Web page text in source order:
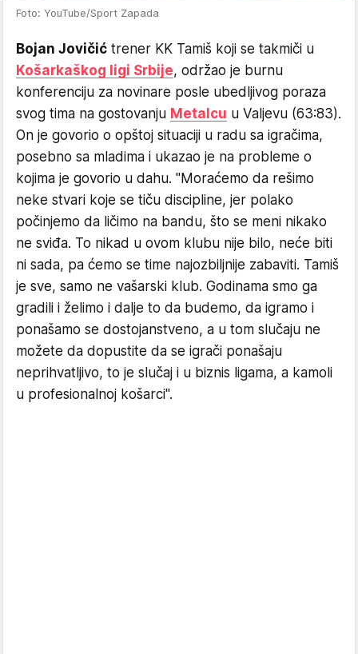
Foto: YouTube/Sport Zapada
Bojan Jovičić trener KK Tamiš koji se takmiči u
Košarkaškog ligi Srbije, održao je burnu
konferenciju za novinare posle ubedljivog poraza
svog tima na gostovanju Metalcu u Valjevu (63:83).
On je govorio o opštoj situaciji u radu sa igračima,
posebno sa mladima i ukazao je na probleme o
kojima je govorio u dahu. "Moraćemo da rešimo
neke stvari koje se tiču discipline, jer polako
počinjemo da ličimo na bandu, što se meni nikako
ne sviđa. To nikad u ovom klubu nije bilo, neće biti
ni sada, pa ćemo se time najozbiljnije zabaviti. Tamiš
je sve, samo ne vašarski klub. Godinama smo ga
gradili i želimo i dalje to da budemo, da igramo i
ponašamo se dostojanstveno, a u tom slučaju ne
možete da dopustite da se igrači ponašaju
neprihvatljivo, to je slučaj i u biznis ligama, a kamoli
u profesionalnoj košarci".